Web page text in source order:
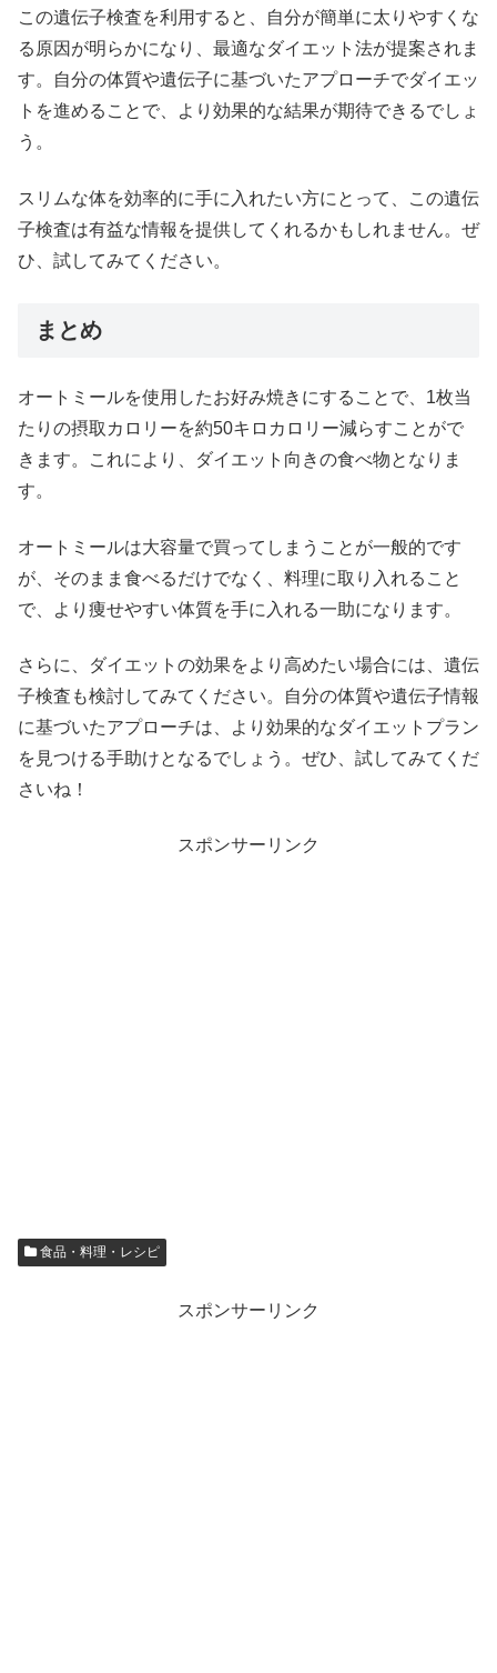
この遺伝子検査を利用すると、自分が簡単に太りやすくな
る原因が明らかになり、最適なダイエット法が提案されま
す。自分の体質や遺伝子に基づいたアプローチでダイエッ
トを進めることで、より効果的な結果が期待できるでしょ
う。
スリムな体を効率的に手に入れたい方にとって、この遺伝
子検査は有益な情報を提供してくれるかもしれません。ぜ
ひ、試してみてください。
まとめ
オートミールを使用したお好み焼きにすることで、1枚当
たりの摂取カロリーを約50キロカロリー減らすことがで
きます。これにより、ダイエット向きの食べ物となりま
す。
オートミールは大容量で買ってしまうことが一般的です
が、そのまま食べるだけでなく、料理に取り入れること
で、より痩せやすい体質を手に入れる一助になります。
さらに、ダイエットの効果をより高めたい場合には、遺伝
子検査も検討してみてください。自分の体質や遺伝子情報
に基づいたアプローチは、より効果的なダイエットプラン
を見つける手助けとなるでしょう。ぜひ、試してみてくだ
さいね！
スポンサーリンク
食品・料理・レシピ
スポンサーリンク